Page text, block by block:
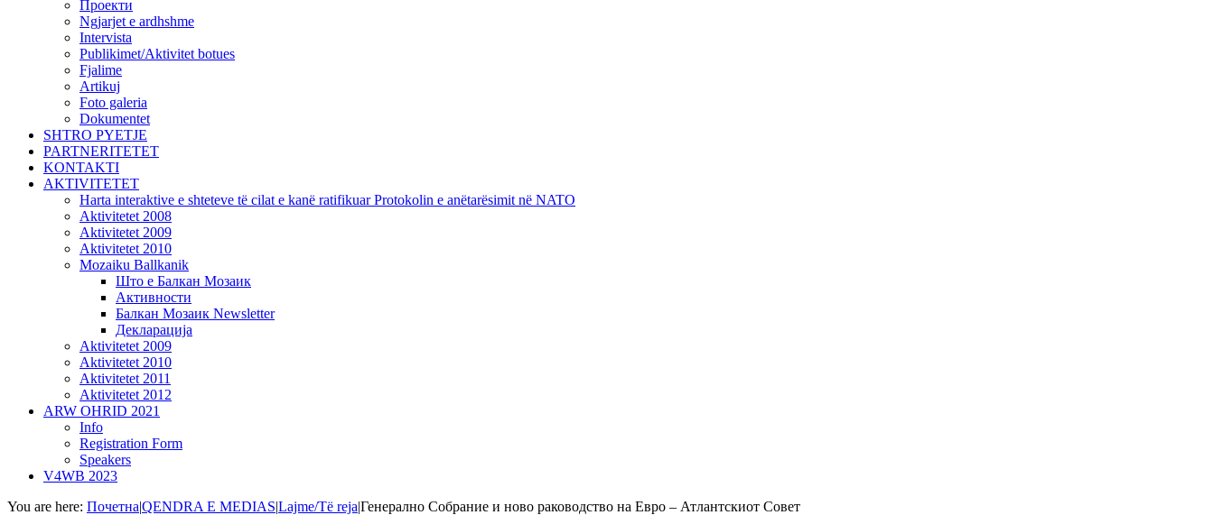
Проекти
Ngjarjet e ardhshme
Intervista
Publikimet/Aktivitet botues
Fjalime
Artikuj
Foto galeria
Dokumentet
SHTRO PYETJE
PARTNERITETET
KONTAKTI
AKTIVITETET
Harta interaktive e shteteve të cilat e kanë ratifikuar Protokolin e anëtarësimit në NATO
Aktivitetet 2008
Aktivitetet 2009
Aktivitetet 2010
Mozaiku Ballkanik
Што е Балкан Мозаик
Активности
Балкан Мозаик Newsletter
Декларација
Aktivitetet 2009
Aktivitetet 2010
Aktivitetet 2011
Aktivitetet 2012
ARW OHRID 2021
Info
Registration Form
Speakers
V4WB 2023
You are here: Почетна|QENDRA E MEDIAS|Lajme/Të reja|Генерално Собрание и ново раководство на Евро – Атлантскиот Совет